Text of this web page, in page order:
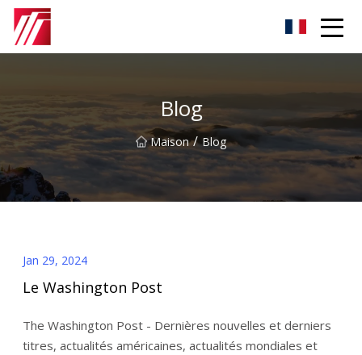
Blog
Maison / Blog
Jan 29, 2024
Le Washington Post
The Washington Post - Dernières nouvelles et derniers
titres, actualités américaines, actualités mondiales et